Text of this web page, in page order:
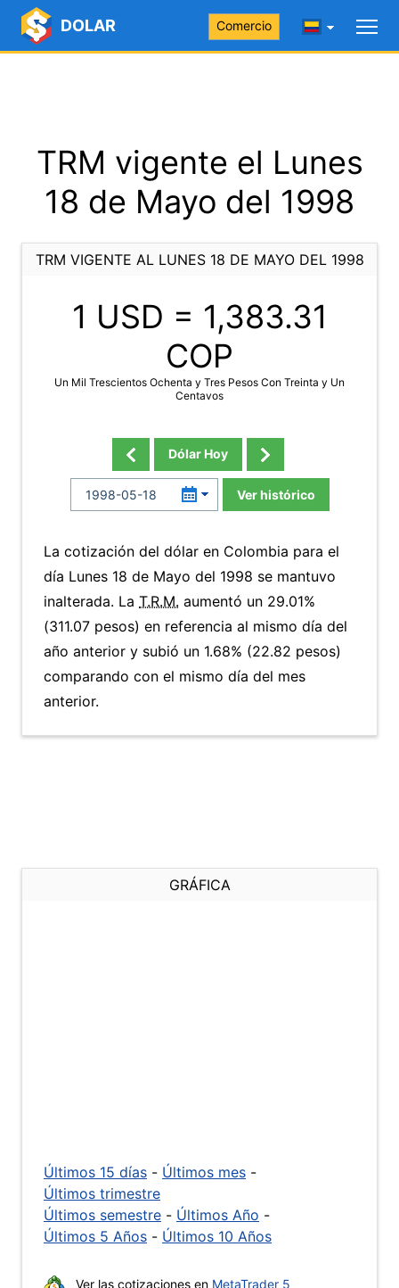
DOLAR Comercio
TRM vigente el Lunes
18 de Mayo del 1998
TRM VIGENTE AL LUNES 18 DE MAYO DEL 1998
1 USD = 1,383.31
COP
Un Mil Trescientos Ochenta y Tres Pesos Con Treinta y Un
Centavos
Dólar Hoy
Ver histórico
La cotización del dólar en Colombia para el
día Lunes 18 de Mayo del 1998 se mantuvo
inalterada. La T.R.M. aumentó un 29.01%
(311.07 pesos) en referencia al mismo día del
año anterior y subió un 1.68% (22.82 pesos)
comparando con el mismo día del mes
anterior.
GRÁFICA
Últimos 15 días - Últimos mes -
Últimos trimestre
Últimos semestre - Últimos Año -
Últimos 5 Años - Últimos 10 Años
Ver las cotizaciones en MetaTrader 5